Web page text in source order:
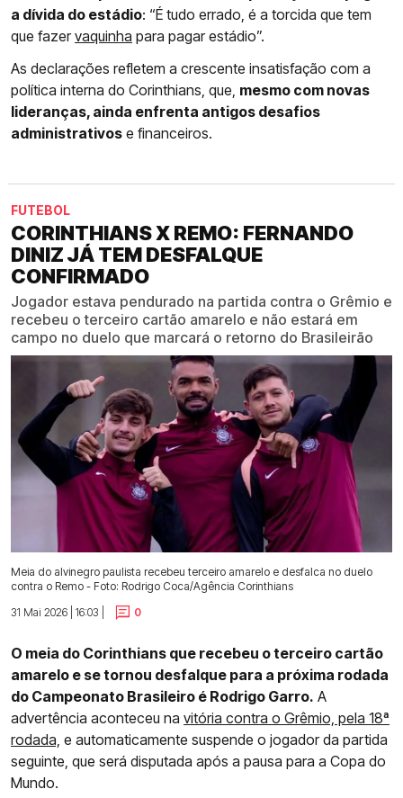
a dívida do estádio: “É tudo errado, é a torcida que tem
que fazervaquinha para pagar estádio”.
As declarações refletem a crescente insatisfação com a
política interna do Corinthians, que, mesmo com novas
lideranças, ainda enfrenta antigos desafios
administrativos e financeiros.
FUTEBOL
CORINTHIANS X REMO: FERNANDO
DINIZ JÁ TEM DESFALQUE
CONFIRMADO
Jogador estava pendurado na partida contra o Grêmio e
recebeu o terceiro cartão amarelo e não estará em
campo no duelo que marcará o retorno do Brasileirão
Meia do alvinegro paulista recebeu terceiro amarelo e desfalca no duelo
contra o Remo - Foto: Rodrigo Coca/Agência Corinthians
31 Mai 2026 | 16:03 |
0
O meia do Corinthians que recebeu o terceiro cartão
amarelo e se tornou desfalque para a próxima rodada
do Campeonato Brasileiro é Rodrigo Garro. A
advertência aconteceu na vitória contra o Grêmio, pela 18ª
rodada, e automaticamente suspende o jogador da partida
seguinte, que será disputada após a pausa para a Copa do
Mundo.